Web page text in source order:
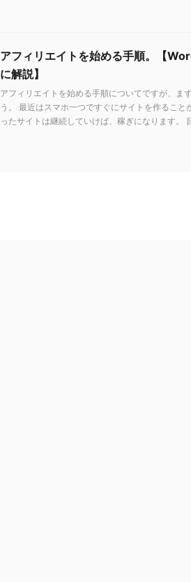
アフィリエイトを始める手順。【
に解説】
アフィリエイトを始める手順についてですが、ま
う。 最近はスマホ一つですぐにサイトを作ること
ったサイトは継続していけば、稼ぎになります。